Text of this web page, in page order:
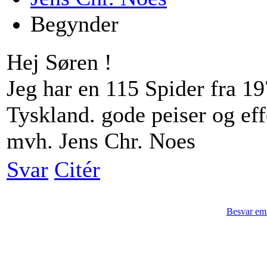
Begynder
Hej Søren !
Jeg har en 115 Spider fra
Tyskland. gode peiser og
mvh. Jens Chr. Noes
Svar Citér
Besvar